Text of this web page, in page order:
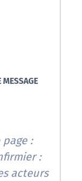
MESSAGE
:
:
acteurs